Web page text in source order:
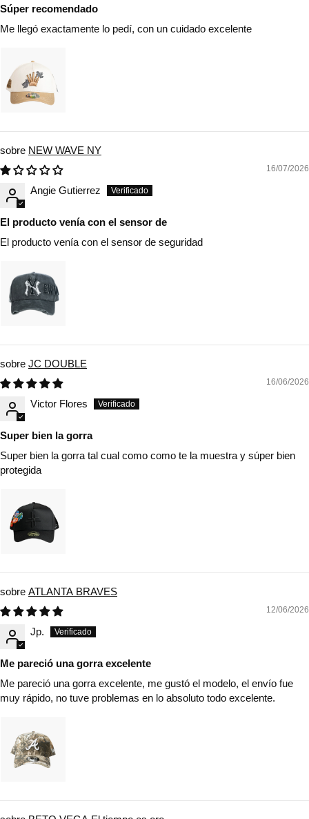
Súper recomendado
Me llegó exactamente lo pedí, con un cuidado excelente
NEW WAVE NY
16/07/2026
Angie Gutierrez
El producto venía con el sensor de
El producto venía con el sensor de seguridad
JC DOUBLE
16/06/2026
Victor Flores
Super bien la gorra
Super bien la gorra tal cual como como te la muestra y súper bien
protegida
ATLANTA BRAVES
12/06/2026
Jp.
Me pareció una gorra excelente
Me pareció una gorra excelente, me gustó el modelo, el envío fue
muy rápido, no tuve problemas en lo absoluto todo excelente.